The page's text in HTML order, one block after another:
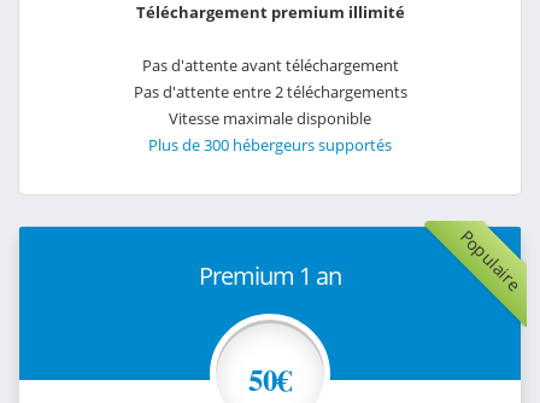
Téléchargement premium illimité
Pas d'attente avant téléchargement
Pas d'attente entre 2 téléchargements
Vitesse maximale disponible
Plus de 300 hébergeurs supportés
Populaire
Premium 1 an
50€